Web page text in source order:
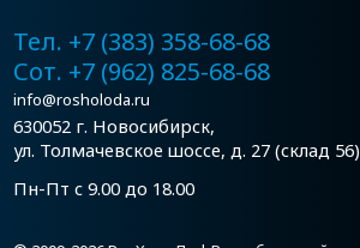
Тел. +7 (383) 358-68-68
Сот. +7 (962) 825-68-68
info@rosholoda.ru
630052 г. Новосибирск,
ул. Толмачевское шоссе, д. 27 (склад 56)
Пн-Пт с 9.00 до 18.00